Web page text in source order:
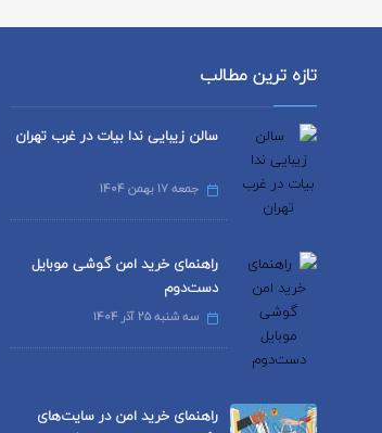
تازه ترین مطالب
سالن زیبایی ندا بیات در غرب تهران
جمعه 17 بهمن 1404
راهنمای خرید امن گوشی موبایل
دست‌دوم
سه شنبه 25 آذر 1404
راهنمای خرید امن در سایت‌های